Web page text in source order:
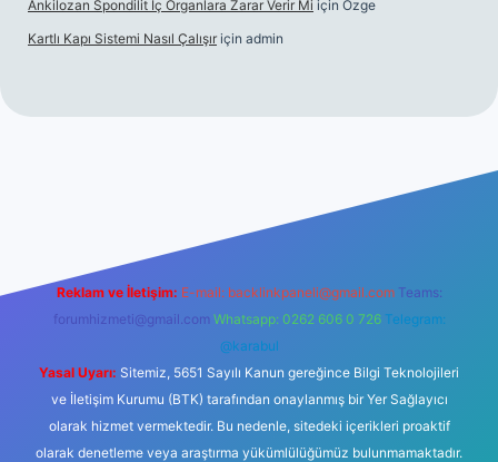
Ankilozan Spondilit Iç Organlara Zarar Verir Mi için Özge
Kartlı Kapı Sistemi Nasıl Çalışır için admin
Reklam ve İletişim: E-mail: backlinkpaneli@gmail.com Teams:
forumhizmeti@gmail.com Whatsapp: 0262 606 0 726 Telegram:
@karabul
Yasal Uyarı: Sitemiz, 5651 Sayılı Kanun gereğince Bilgi Teknolojileri
ve İletişim Kurumu (BTK) tarafından onaylanmış bir Yer Sağlayıcı
olarak hizmet vermektedir. Bu nedenle, sitedeki içerikleri proaktif
olarak denetleme veya araştırma yükümlülüğümüz bulunmamaktadır.